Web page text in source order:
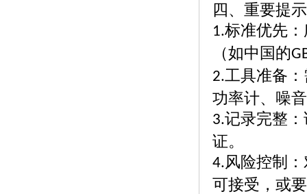
四、重要提示
1.标准优先
（如中国的
2.工具准备
功率计、噪
3.记录完整
证。
4.风险控制
可接受，或